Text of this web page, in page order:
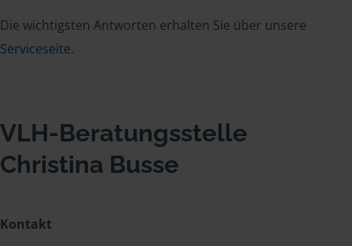
Die wichtigsten Antworten erhalten Sie über unsere
Serviceseite.
VLH-Beratungsstelle
Christina Busse
Kontakt